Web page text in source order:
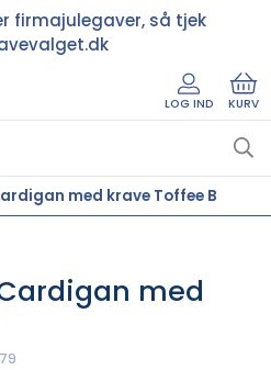
firmajulegaver, så tjek
LOG IND KURV
med krave Toffee B
med